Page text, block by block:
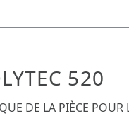
520
DE LA PIÈCE POUR